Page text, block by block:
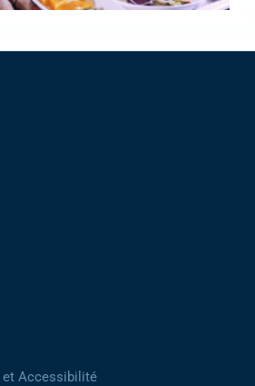
Accessibilité